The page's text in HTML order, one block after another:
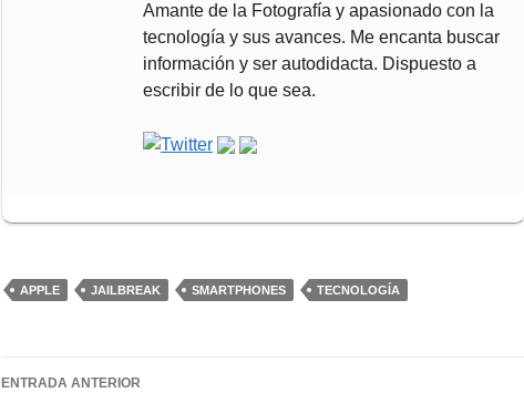
Amante de la Fotografía y apasionado con la
tecnología y sus avances. Me encanta buscar
información y ser autodidacta. Dispuesto a
escribir de lo que sea.
APPLE JAILBREAK SMARTPHONES TECNOLOGÍA
Navegación
ENTRADA ANTERIOR